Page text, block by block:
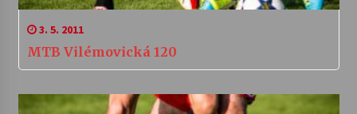
3. 5. 2011
MTB Vilémovická 120